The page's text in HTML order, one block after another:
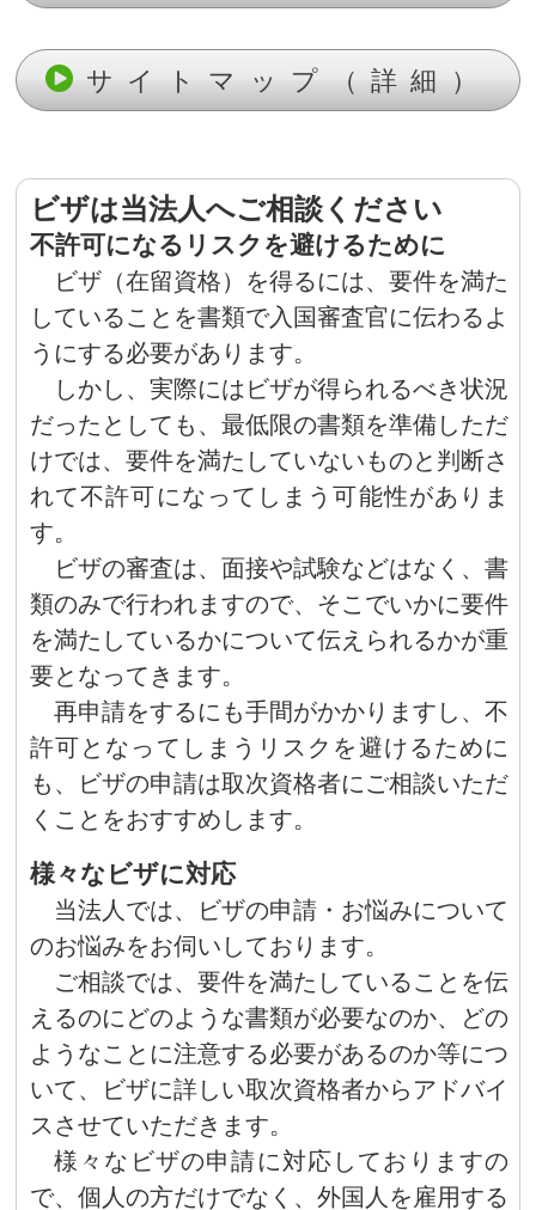
サイトマップ（詳細）
ビザは当法人へご相談ください
不許可になるリスクを避けるために
ビザ（在留資格）を得るには、要件を満た
していることを書類で入国審査官に伝わるよ
うにする必要があります。
しかし、実際にはビザが得られるべき状況
だったとしても、最低限の書類を準備しただ
けでは、要件を満たしていないものと判断さ
れて不許可になってしまう可能性がありま
す。
ビザの審査は、面接や試験などはなく、書
類のみで行われますので、そこでいかに要件
を満たしているかについて伝えられるかが重
要となってきます。
再申請をするにも手間がかかりますし、不
許可となってしまうリスクを避けるために
も、ビザの申請は取次資格者にご相談いただ
くことをおすすめします。
様々なビザに対応
当法人では、ビザの申請・お悩みについて
のお悩みをお伺いしております。
ご相談では、要件を満たしていることを伝
えるのにどのような書類が必要なのか、どの
ようなことに注意する必要があるのか等につ
いて、ビザに詳しい取次資格者からアドバイ
スさせていただきます。
様々なビザの申請に対応しておりますの
で、個人の方だけでなく、外国人を雇用する